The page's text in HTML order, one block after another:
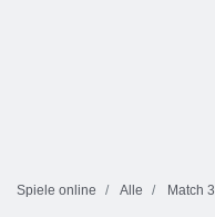
Spiele online Alle Match 3